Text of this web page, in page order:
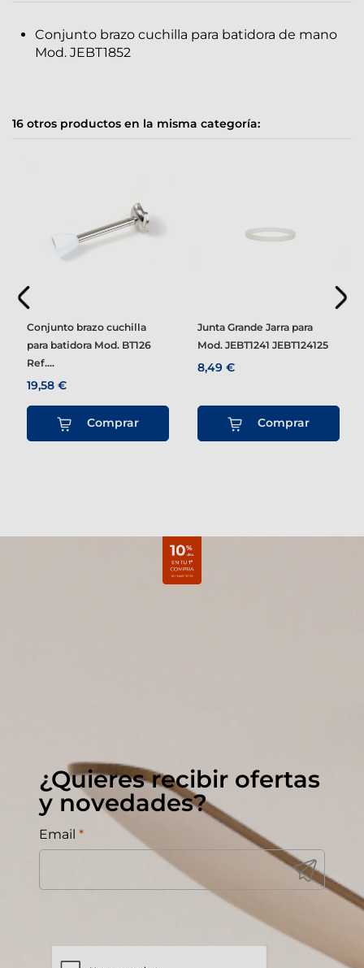
Conjunto brazo cuchilla para batidora de mano
Mod. JEBT1852
16 otros productos en la misma categoría:
Conjunto brazo cuchilla
para batidora Mod. BT126
Ref....
19,58 €
Comprar
Junta Grande Jarra para
Mod. JEBT1241 JEBT124125
8,49 €
Comprar
¿Quieres recibir ofertas
y novedades?
Email *